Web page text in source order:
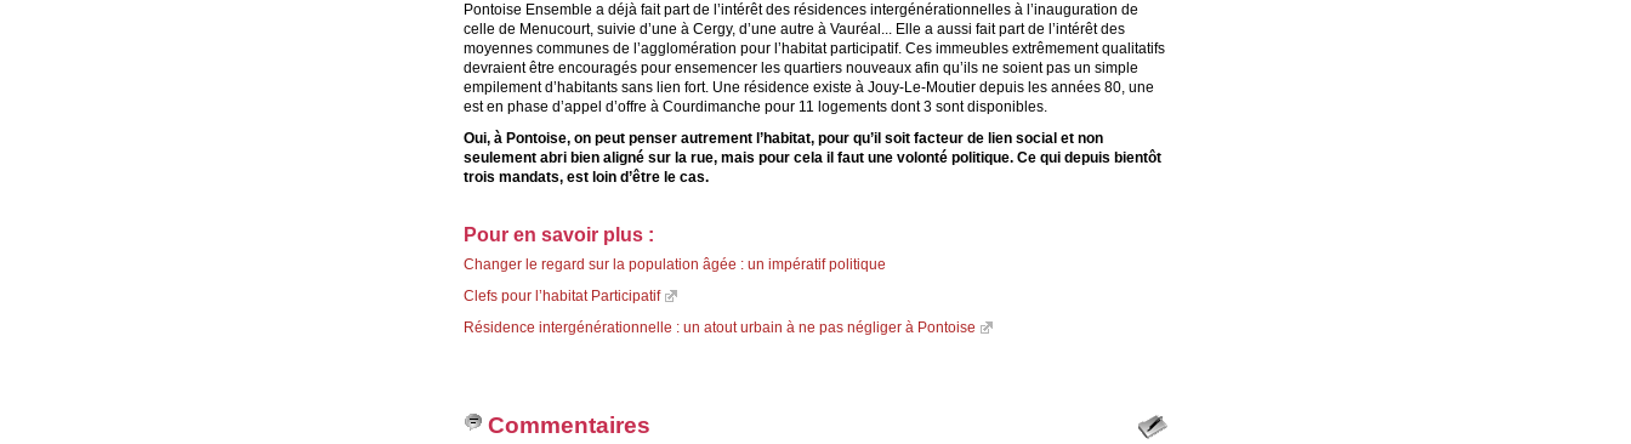
Pontoise Ensemble a déjà fait part de l’intérêt des résidences intergénérationnelles à l’inauguration de
celle de Menucourt, suivie d’une à Cergy, d’une autre à Vauréal... Elle a aussi fait part de l’intérêt des
moyennes communes de l’agglomération pour l’habitat participatif. Ces immeubles extrêmement qualitatifs
devraient être encouragés pour ensemencer les quartiers nouveaux afin qu’ils ne soient pas un simple
empilement d’habitants sans lien fort. Une résidence existe à Jouy-Le-Moutier depuis les années 80, une
est en phase d’appel d’offre à Courdimanche pour 11 logements dont 3 sont disponibles.
Oui, à Pontoise, on peut penser autrement l’habitat, pour qu’il soit facteur de lien social et non
seulement abri bien aligné sur la rue, mais pour cela il faut une volonté politique. Ce qui depuis bientôt
trois mandats, est loin d’être le cas.
Pour en savoir plus :
Changer le regard sur la population âgée : un impératif politique
Clefs pour l’habitat Participatif
Résidence intergénérationnelle : un atout urbain à ne pas négliger à Pontoise
Commentaires